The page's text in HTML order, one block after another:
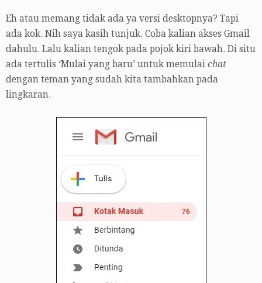
Eh atau memang tidak ada ya versi desktopnya? Tapi
ada kok. Nih saya kasih tunjuk. Coba kalian akses Gmail
dahulu. Lalu kalian tengok pada pojok kiri bawah. Di situ
ada tertulis ‘Mulai yang baru’ untuk memulai chat
dengan teman yang sudah kita tambahkan pada
lingkaran.